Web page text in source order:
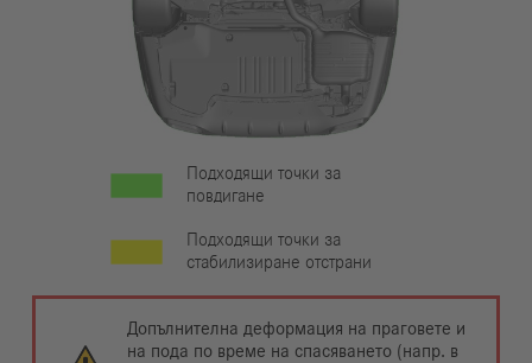
Подходящи точки за
повдигане
Подходящи точки за
стабилизиране отстрани
Допълнителна деформация на праговете и
на пода по време на спасяването (напр. в